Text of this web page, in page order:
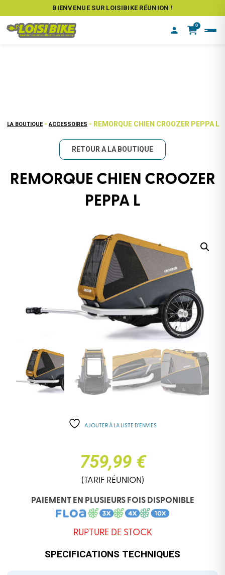
BIENVENUE SUR LOISIBIKE RÉUNION !
0
LA BOUTIQUE - ACCESSOIRES - REMORQUE CHIEN CROOZER PEPPA L
RETOUR A LA BOUTIQUE
REMORQUE CHIEN CROOZER
PEPPA L
AJOUTER À LA LISTE D’ENVIES
759,99 €
(TARIF RÉUNION)
PAIEMENT EN PLUSIEURS FOIS DISPONIBLE
RUPTURE DE STOCK
SPECIFICATIONS TECHNIQUES